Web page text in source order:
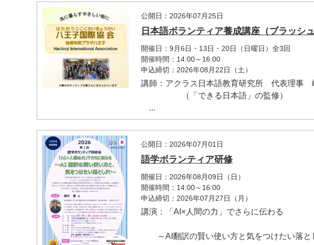
公開日：2026年07月25日
日本語ボランティア養成講座（ブラッシュ
開催日：9月6日・13日・20日（日曜日）全3回
開催時間：14:00～16:00
申込締切：2026年08月22日（土）
講師：アクラス日本語教育研究所 代表理
（「できる日本語」の監修）
...
公開日：2026年07月01日
語学ボランティア研修
開催日：2026年08月09日（日）
開催時間：14:00～16:00
申込締切：2026年07月27日（月）
講演：「AI×人間の力」でさらに伝わる
～AI翻訳の賢い使い方と気をつけたい落と